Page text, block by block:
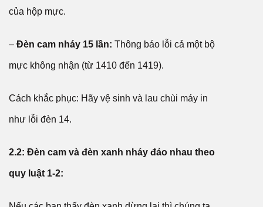
của hộp mực.
– Đèn cam nháy 15 lần: Thông báo lỗi cả một bộ
mực không nhận (từ 1410 đến 1419).
Cách khắc phục: Hãy vệ sinh và lau chùi máy in
như lỗi đèn 14.
2.2: Đèn cam và đèn xanh nháy đảo nhau theo
quy luật 1-2: